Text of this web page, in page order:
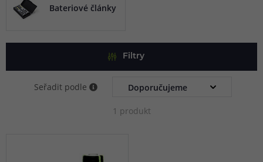
navíc postará o kvalitní zážitek z vapingu díky všem
dostupným certifikacím pro bezpečný a stabilní chod.
Bateriové články
Filtry
Seřadit podle
1 produkt